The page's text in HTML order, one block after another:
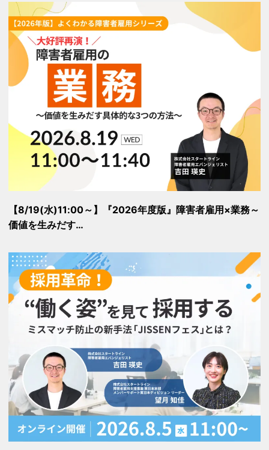
【8/19(水)11:00～】『2026年度版』障害者雇用×業務～
価値を生みだす…